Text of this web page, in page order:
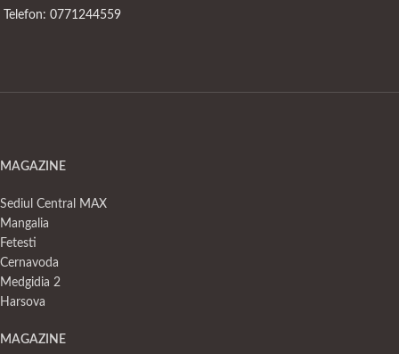
Telefon: 0771244559
MAGAZINE
Sediul Central MAX
Mangalia
Fetesti
Cernavoda
Medgidia 2
Harsova
MAGAZINE